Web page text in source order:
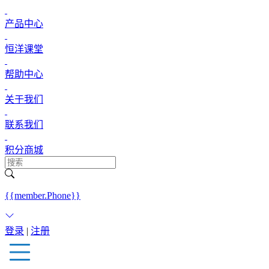
产品中心
恒洋课堂
帮助中心
关于我们
联系我们
积分商城
{{member.Phone}}
登录 | 注册